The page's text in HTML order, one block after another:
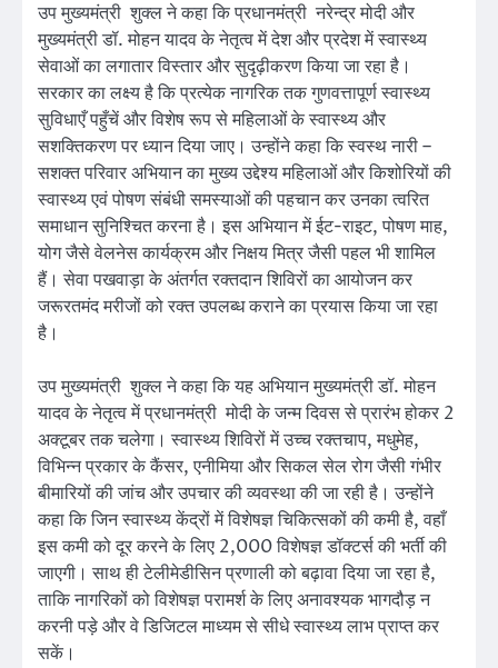
उप मुख्यमंत्री शुक्ल ने कहा कि प्रधानमंत्री नरेन्द्र मोदी और
मुख्यमंत्री डॉ. मोहन यादव के नेतृत्व में देश और प्रदेश में स्वास्थ्य
सेवाओं का लगातार विस्तार और सुदृढ़ीकरण किया जा रहा है।
सरकार का लक्ष्य है कि प्रत्येक नागरिक तक गुणवत्तापूर्ण स्वास्थ्य
सुविधाएँ पहुँचें और विशेष रूप से महिलाओं के स्वास्थ्य और
सशक्तिकरण पर ध्यान दिया जाए। उन्होंने कहा कि स्वस्थ नारी –
सशक्त परिवार अभियान का मुख्य उद्देश्य महिलाओं और किशोरियों की
स्वास्थ्य एवं पोषण संबंधी समस्याओं की पहचान कर उनका त्वरित
समाधान सुनिश्चित करना है। इस अभियान में ईट-राइट, पोषण माह,
योग जैसे वेलनेस कार्यक्रम और निक्षय मित्र जैसी पहल भी शामिल
हैं। सेवा पखवाड़ा के अंतर्गत रक्तदान शिविरों का आयोजन कर
जरूरतमंद मरीजों को रक्त उपलब्ध कराने का प्रयास किया जा रहा
है।
उप मुख्यमंत्री शुक्ल ने कहा कि यह अभियान मुख्यमंत्री डॉ. मोहन
यादव के नेतृत्व में प्रधानमंत्री मोदी के जन्म दिवस से प्रारंभ होकर 2
अक्टूबर तक चलेगा। स्वास्थ्य शिविरों में उच्च रक्तचाप, मधुमेह,
विभिन्न प्रकार के कैंसर, एनीमिया और सिकल सेल रोग जैसी गंभीर
बीमारियों की जांच और उपचार की व्यवस्था की जा रही है। उन्होंने
कहा कि जिन स्वास्थ्य केंद्रों में विशेषज्ञ चिकित्सकों की कमी है, वहाँ
इस कमी को दूर करने के लिए 2,000 विशेषज्ञ डॉक्टर्स की भर्ती की
जाएगी। साथ ही टेलीमेडीसिन प्रणाली को बढ़ावा दिया जा रहा है,
ताकि नागरिकों को विशेषज्ञ परामर्श के लिए अनावश्यक भागदौड़ न
करनी पड़े और वे डिजिटल माध्यम से सीधे स्वास्थ्य लाभ प्राप्त कर
सकें।